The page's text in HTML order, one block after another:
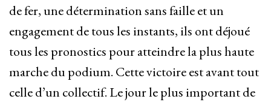
de fer, une détermination sans faille et un
engagement de tous les instants, ils ont déjoué
tous les pronostics pour atteindre la plus haute
marche du podium. Cette victoire est avant tout
celle d’un collectif. Le jour le plus important de